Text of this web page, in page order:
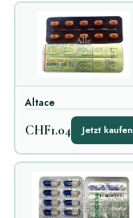
Altace
CHF1.04 Jetzt kaufen